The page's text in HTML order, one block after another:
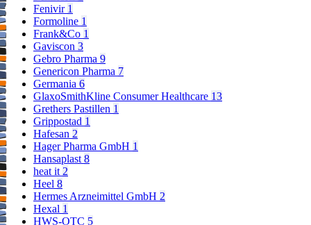
Fenivir 1
Formoline 1
Frank&Co 1
Gaviscon 3
Gebro Pharma 9
Genericon Pharma 7
Germania 6
GlaxoSmithKline Consumer Healthcare 13
Grethers Pastillen 1
Grippostad 1
Hafesan 2
Hager Pharma GmbH 1
Hansaplast8
heat it2
Heel 8
Hermes Arzneimittel GmbH 2
Hexal 1
HWS-OTC 5